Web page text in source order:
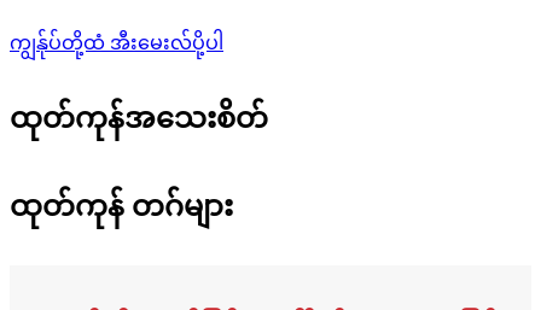
ကျွန်ုပ်တို့ထံ အီးမေးလ်ပို့ပါ
ထုတ်ကုန်အသေးစိတ်
ထုတ်ကုန် တဂ်များ